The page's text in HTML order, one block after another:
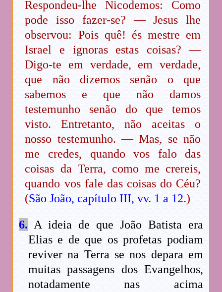
Respondeu-lhe Nicodemos: Como
pode isso fazer-se? — Jesus lhe
observou: Pois quê! és mestre em
Israel e ignoras estas coisas? —
Digo-te em verdade, em verdade,
que não dizemos senão o que
sabemos e que não damos
testemunho senão do que temos
visto. Entretanto, não aceitas o
nosso testemunho. — Mas, se não
me credes, quando vos falo das
coisas da Terra, como me crereis,
quando vos fale das coisas do Céu?
(São João, capítulo III, vv. 1 a 12.)
6. A ideia de que João Batista era
Elias e de que os profetas podiam
reviver na Terra se nos depara em
muitas passagens dos Evangelhos,
notadamente nas acima